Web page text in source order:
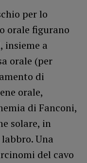
per lo
orale figurano
insieme a
orale (per
di
orale,
di Fanconi,
solare, in
Una
del cavo